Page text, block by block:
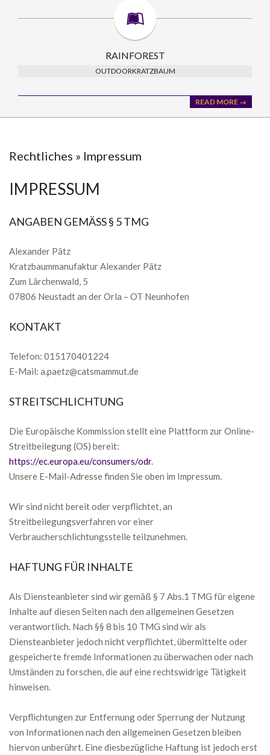
RAINFOREST
OUTDOORKRATZBAUM
READ MORE →
Rechtliches » Impressum
IMPRESSUM
ANGABEN GEMÄSS § 5 TMG
Alexander Pätz
Kratzbaummanufaktur Alexander Pätz
Zum Lärchenwald, 5
07806 Neustadt an der Orla – OT Neunhofen
KONTAKT
Telefon: 015170401224
E-Mail: a.paetz@catsmammut.de
STREITSCHLICHTUNG
Die Europäische Kommission stellt eine Plattform zur Online-
Streitbeilegung (OS) bereit:
https://ec.europa.eu/consumers/odr.
Unsere E-Mail-Adresse finden Sie oben im Impressum.
Wir sind nicht bereit oder verpflichtet, an
Streitbeilegungsverfahren vor einer
Verbraucherschlichtungsstelle teilzunehmen.
HAFTUNG FÜR INHALTE
Als Diensteanbieter sind wir gemäß § 7 Abs.1 TMG für eigene
Inhalte auf diesen Seiten nach den allgemeinen Gesetzen
verantwortlich. Nach §§ 8 bis 10 TMG sind wir als
Diensteanbieter jedoch nicht verpflichtet, übermittelte oder
gespeicherte fremde Informationen zu überwachen oder nach
Umständen zu forschen, die auf eine rechtswidrige Tätigkeit
hinweisen.
Verpflichtungen zur Entfernung oder Sperrung der Nutzung
von Informationen nach den allgemeinen Gesetzen bleiben
hiervon unberührt. Eine diesbezügliche Haftung ist jedoch erst